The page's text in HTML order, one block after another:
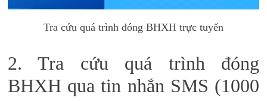
Tra cứu quá trình đóng BHXH trực tuyến
2. Tra cứu quá trình đóng
BHXH qua tin nhắn SMS (1000